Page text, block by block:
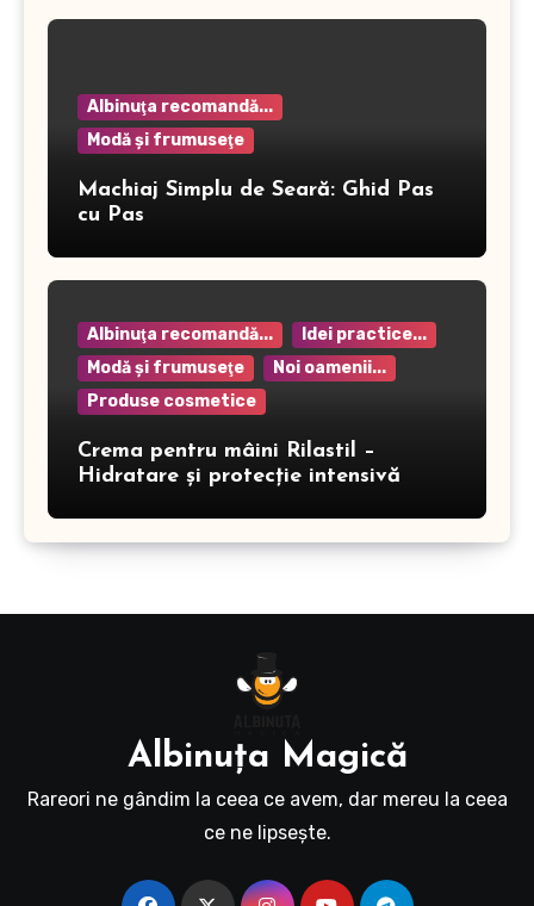
Albinuţa recomandă...
Modă şi frumuseţe
Machiaj Simplu de Seară: Ghid Pas
cu Pas
Albinuţa recomandă...
Idei practice...
Modă şi frumuseţe
Noi oamenii...
Produse cosmetice
Crema pentru mâini Rilastil –
Hidratare și protecție intensivă
Albinuţa Magică
Rareori ne gândim la ceea ce avem, dar mereu la ceea
ce ne lipseşte.